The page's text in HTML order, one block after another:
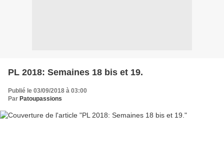
PL 2018: Semaines 18 bis et 19.
Publié le 03/09/2018 à 03:00
Par Patoupassions